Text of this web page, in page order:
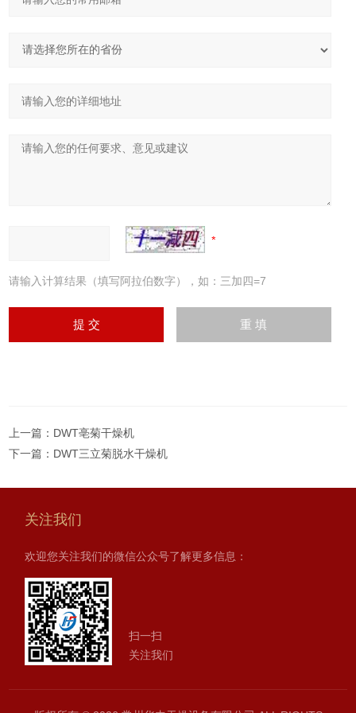
请输入计算结果（填写阿拉伯数字），如：三加四=7
上一篇： DWT亳菊干燥机
下一篇： DWT三立菊脱水干燥机
关注我们
欢迎您关注我们的微信公众号了解更多信息：
扫一扫
关注我们